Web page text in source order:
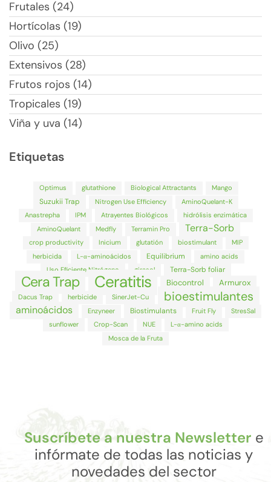
Frutales (24)
Hortícolas (19)
Olivo (25)
Extensivos (28)
Frutos rojos (14)
Tropicales (19)
Viña y uva (14)
Etiquetas
Optimus glutathione Biological Attractants Mango
Suzukii Trap Nitrogen Use Efficiency
AminoQuelant-K
Anastrepha
IPM Atrayentes Biológicos
hidrólisis enzimática
AminoQuelant
Medfly Terramin Pro Terra-Sorb
crop productivity Inicium glutatión biostimulant
MIP
herbicida
L-α-aminoácidos Equilibrium
amino acids
Uso Eficiente Nitrógeno
girasol Terra-Sorb foliar
Cera Trap Ceratitis Biocontrol Armurox
Dacus Trap herbicide SinerJet-Cu bioestimulantes
aminoácidos Enzyneer Biostimulants Fruit Fly
StresSal
sunflower
Crop-Scan NUE
L-α-amino acids
Mosca de la Fruta
Suscríbete a nuestra Newsletter e
infórmate de todas las noticias y
novedades del sector